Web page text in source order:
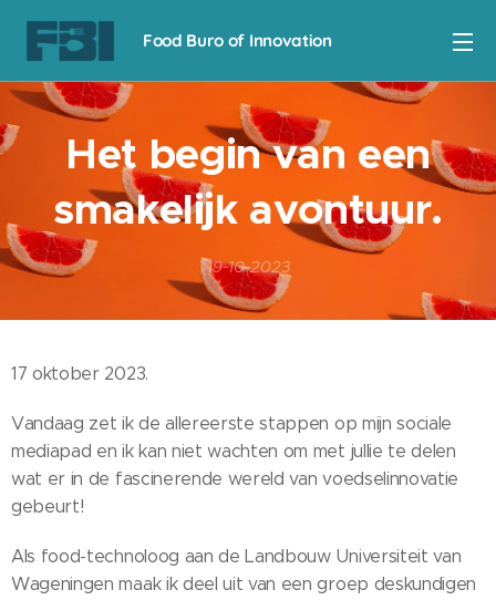
Food Buro of Innovation
Het begin van een
smakelijk avontuur.
19-10-2023
17 oktober 2023.
Vandaag zet ik de allereerste stappen op mijn sociale
mediapad en ik kan niet wachten om met jullie te delen
wat er in de fascinerende wereld van voedselinnovatie
gebeurt! 🚀
Als food-technoloog aan de Landbouw Universiteit van
Wageningen maak ik deel uit van een groep deskundigen